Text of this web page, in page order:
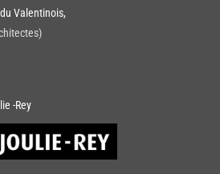
Valentinois,
-Rey